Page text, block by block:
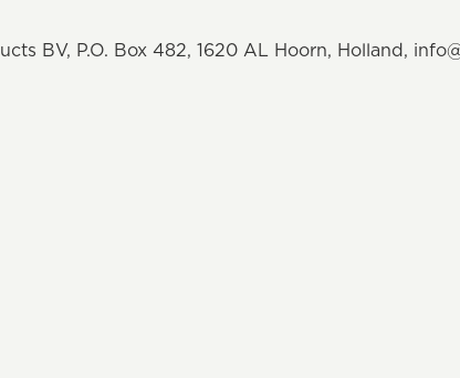
BV, P.O. Box 482, 1620 AL Hoorn, Holland,